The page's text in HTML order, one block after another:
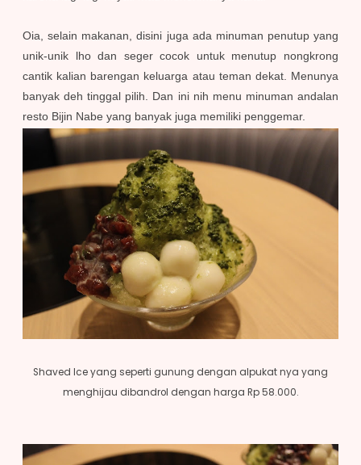
Oia, selain makanan, disini juga ada minuman penutup yang
unik-unik lho dan seger cocok untuk menutup nongkrong
cantik kalian barengan keluarga atau teman dekat. Menunya
banyak deh tinggal pilih. Dan ini nih menu minuman andalan
resto Bijin Nabe yang banyak juga memiliki penggemar.
Shaved Ice yang seperti gunung dengan alpukat nya yang
menghijau dibandrol dengan harga Rp 58.000.